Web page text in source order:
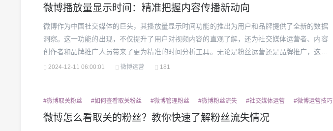
微博播放量显示时间：精准把握内容传播新动向
微博作为中国社交媒体的巨头，其播放量显示时间功能的推出为用户和品牌提供了全新的数据
洞察。这一功能的出现，不仅提升了用户对视频内容的直观了解，还为社交媒体运营者、内容
创作者和品牌推广人员带来了更为精准的时间分析工具。无论是粉丝运营还是品牌推广，这一
功能都在悄然改变社交媒体的游戏规则。在微博生态中，视频内容的作用愈发重要，短视频、
2024-12-11 06:00:01 微博运营 181
#微博取关粉丝 #如何查看取关粉丝 #微博管理粉丝 #微博粉丝流失 #社交媒体运营 #微博运营技巧
微博怎么看取关的粉丝？教你快速了解粉丝流失情况